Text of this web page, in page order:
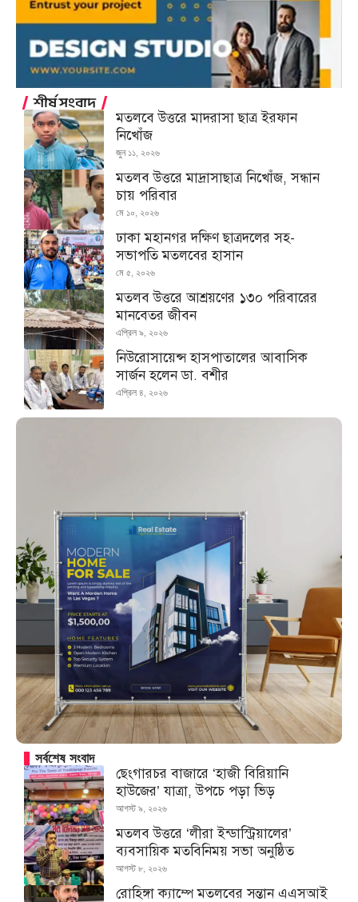
শীর্ষ সংবাদ
মতলবে উত্তরে মাদরাসা ছাত্র ইরফান
নিখোঁজ
জুন ১১, ২০২৬
মতলব উত্তরে মাদ্রাসাছাত্র নিখোঁজ, সন্ধান
চায় পরিবার
মে ১০, ২০২৬
ঢাকা মহানগর দক্ষিণ ছাত্রদলের সহ-
সভাপতি মতলবের হাসান
মে ৫, ২০২৬
মতলব উত্তরে আশ্রয়ণের ১৩০ পরিবারের
মানবেতর জীবন
এপ্রিল ৯, ২০২৬
নিউরোসায়েন্স হাসপাতালের আবাসিক
সার্জন হলেন ডা. বশীর
এপ্রিল ৪, ২০২৬
সর্বশেষ সংবাদ
ছেংগারচর বাজারে ‘হাজী বিরিয়ানি
হাউজের’ যাত্রা, উপচে পড়া ভিড়
আগস্ট ৯, ২০২৬
মতলব উত্তরে ‘লীরা ইন্ডাস্ট্রিয়ালের’
ব্যবসায়িক মতবিনিময় সভা অনুষ্ঠিত
আগস্ট ৮, ২০২৬
রোহিঙ্গা ক্যাম্পে মতলবের সন্তান এএসআই